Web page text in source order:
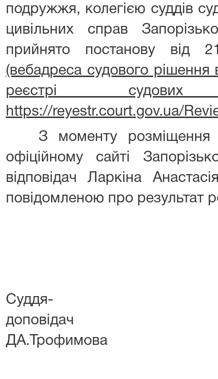
подружжя, колегією суддів
цивільних справ
прийнято постанову від
(вебадреса судового
реєстрі
https://reyestr.court.gov.ua/
З моменту розміщення
офіційному сайті
відповідач Ларкіна
повідомленою про результат
Суддя-
ДА.Трофимова